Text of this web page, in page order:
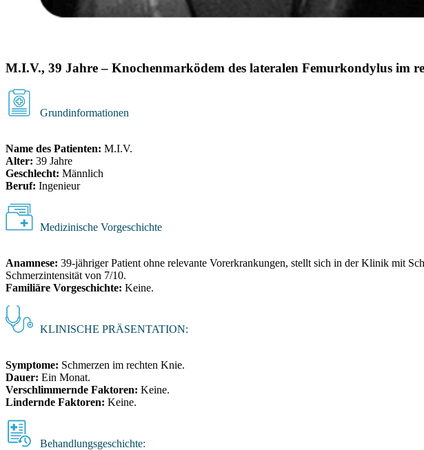
M.I.V., 39 Jahre – Knochenmarködem des lateralen Femurkondylus im
Grundinformationen
Name des Patienten: M.I.V.
Alter: 39 Jahre
Geschlecht: Männlich
Beruf: Ingenieur
Medizinische Vorgeschichte
Anamnese: 39-jähriger Patient ohne relevante Vorerkrankungen, stellt sich in der Klinik mit
Schmerzintensität von 7/10.
Familiäre Vorgeschichte: Keine.
KLINISCHE PRÄSENTATION:
Symptome: Schmerzen im rechten Knie.
Dauer: Ein Monat.
Verschlimmernde Faktoren: Keine.
Lindernde Faktoren: Keine.
Behandlungsgeschichte: